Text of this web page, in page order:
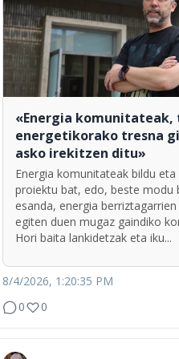
«Energia
energetikorako tresna
asko irekitzen ditu»
Energia komunitateak bildu
proiektu bat, edo, beste modu
esanda, energia
egiten duen mugaz gaindiko
Hori baita lankidetzak eta iku...
8/4/2026, 1:20:35 PM
0
0